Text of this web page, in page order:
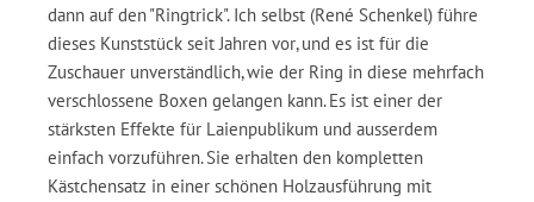
dann auf den "Ringtrick". Ich selbst (René Schenkel) führe
dieses Kunststück seit Jahren vor, und es ist für die
Zuschauer unverständlich, wie der Ring in diese mehrfach
verschlossene Boxen gelangen kann. Es ist einer der
stärksten Effekte für Laienpublikum und ausserdem
einfach vorzuführen. Sie erhalten den kompletten
Kästchensatz in einer schönen Holzausführung mit